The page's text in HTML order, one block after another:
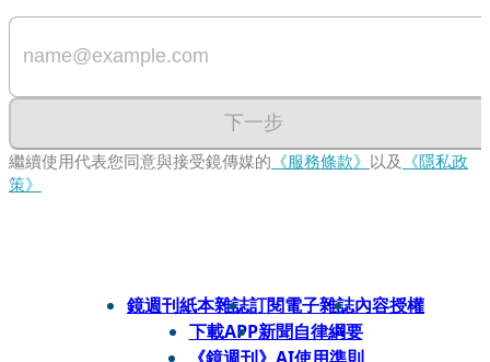
下一步
繼續使用代表您同意與接受鏡傳媒的 《服務條款》 以及 《隱私政
策》
鏡週刊紙本雜誌訂閱電子雜誌內容授權
下載APP新聞自律綱要